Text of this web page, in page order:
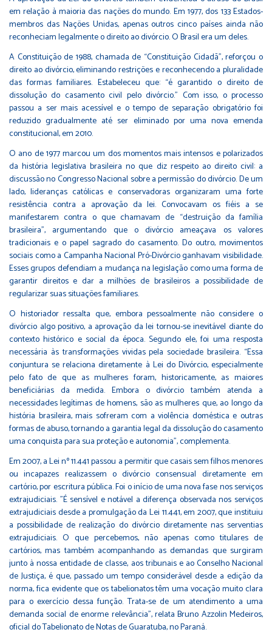
em relação à maioria das nações do mundo. Em 1977, dos 133 Estados-
membros das Nações Unidas, apenas outros cinco países ainda não
reconheciam legalmente o direito ao divórcio. O Brasil era um deles.
A Constituição de 1988, chamada de “Constituição Cidadã”, reforçou o
direito ao divórcio, eliminando restrições e reconhecendo a pluralidade
das formas familiares. Estabeleceu que: “é garantido o direito de
dissolução do casamento civil pelo divórcio.” Com isso, o processo
passou a ser mais acessível e o tempo de separação obrigatório foi
reduzido gradualmente até ser eliminado por uma nova emenda
constitucional, em 2010.
O ano de 1977 marcou um dos momentos mais intensos e polarizados
da história legislativa brasileira no que diz respeito ao direito civil: a
discussão no Congresso Nacional sobre a permissão do divórcio. De um
lado, lideranças católicas e conservadoras organizaram uma forte
resistência contra a aprovação da lei. Convocavam os fiéis a se
manifestarem contra o que chamavam de “destruição da família
brasileira”, argumentando que o divórcio ameaçava os valores
tradicionais e o papel sagrado do casamento. Do outro, movimentos
sociais como a Campanha Nacional Pró-Divórcio ganhavam visibilidade.
Esses grupos defendiam a mudança na legislação como uma forma de
garantir direitos e dar a milhões de brasileiros a possibilidade de
regularizar suas situações familiares.
O historiador ressalta que, embora pessoalmente não considere o
divórcio algo positivo, a aprovação da lei tornou-se inevitável diante do
contexto histórico e social da época. Segundo ele, foi uma resposta
necessária às transformações vividas pela sociedade brasileira. “Essa
conjuntura se relaciona diretamente à Lei do Divórcio, especialmente
pelo fato de que as mulheres foram, historicamente, as maiores
beneficiárias da medida. Embora o divórcio também atenda a
necessidades legítimas de homens, são as mulheres que, ao longo da
história brasileira, mais sofreram com a violência doméstica e outras
formas de abuso, tornando a garantia legal da dissolução do casamento
uma conquista para sua proteção e autonomia”, complementa.
Em 2007, a Lei nº 11.441 passou a permitir que casais sem filhos menores
ou incapazes realizassem o divórcio consensual diretamente em
cartório, por escritura pública. Foi o início de uma nova fase nos serviços
extrajudiciais. "É sensível e notável a diferença observada nos serviços
extrajudiciais desde a promulgação da Lei 11.441, em 2007, que instituiu
a possibilidade de realização do divórcio diretamente nas serventias
extrajudiciais. O que percebemos, não apenas como titulares de
cartórios, mas também acompanhando as demandas que surgiram
junto à nossa entidade de classe, aos tribunais e ao Conselho Nacional
de Justiça, é que, passado um tempo considerável desde a edição da
norma, fica evidente que os tabelionatos têm uma vocação muito clara
para o exercício dessa função. Trata-se de um atendimento a uma
demanda social de enorme relevância", relata Bruno Azzolin Medeiros,
oficial do Tabelionato de Notas de Guaratuba, no Paraná.